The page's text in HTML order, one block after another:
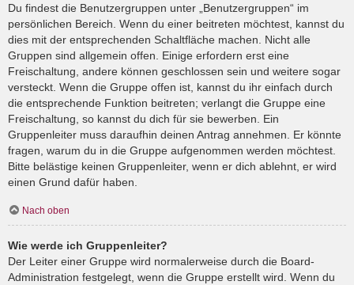
Du findest die Benutzergruppen unter „Benutzergruppen“ im
persönlichen Bereich. Wenn du einer beitreten möchtest, kannst du
dies mit der entsprechenden Schaltfläche machen. Nicht alle
Gruppen sind allgemein offen. Einige erfordern erst eine
Freischaltung, andere können geschlossen sein und weitere sogar
versteckt. Wenn die Gruppe offen ist, kannst du ihr einfach durch
die entsprechende Funktion beitreten; verlangt die Gruppe eine
Freischaltung, so kannst du dich für sie bewerben. Ein
Gruppenleiter muss daraufhin deinen Antrag annehmen. Er könnte
fragen, warum du in die Gruppe aufgenommen werden möchtest.
Bitte belästige keinen Gruppenleiter, wenn er dich ablehnt, er wird
einen Grund dafür haben.
Nach oben
Wie werde ich Gruppenleiter?
Der Leiter einer Gruppe wird normalerweise durch die Board-
Administration festgelegt, wenn die Gruppe erstellt wird. Wenn du